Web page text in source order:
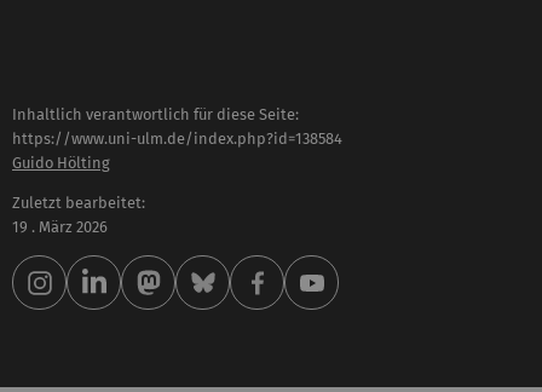
Inhaltlich verantwortlich für diese Seite:
https://www.uni-ulm.de/index.php?id=138584
Guido Hölting
Zuletzt bearbeitet:
19 . März 2026